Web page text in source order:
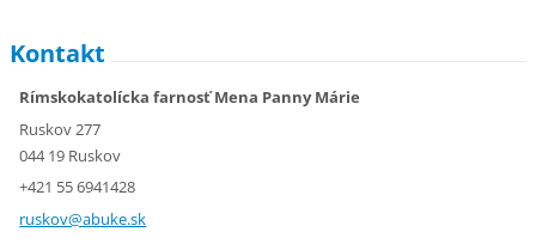
Kontakt
Rímskokatolícka farnosť Mena Panny Márie
Ruskov 277
044 19 Ruskov
+421 55 6941428
ruskov@abuke.sk